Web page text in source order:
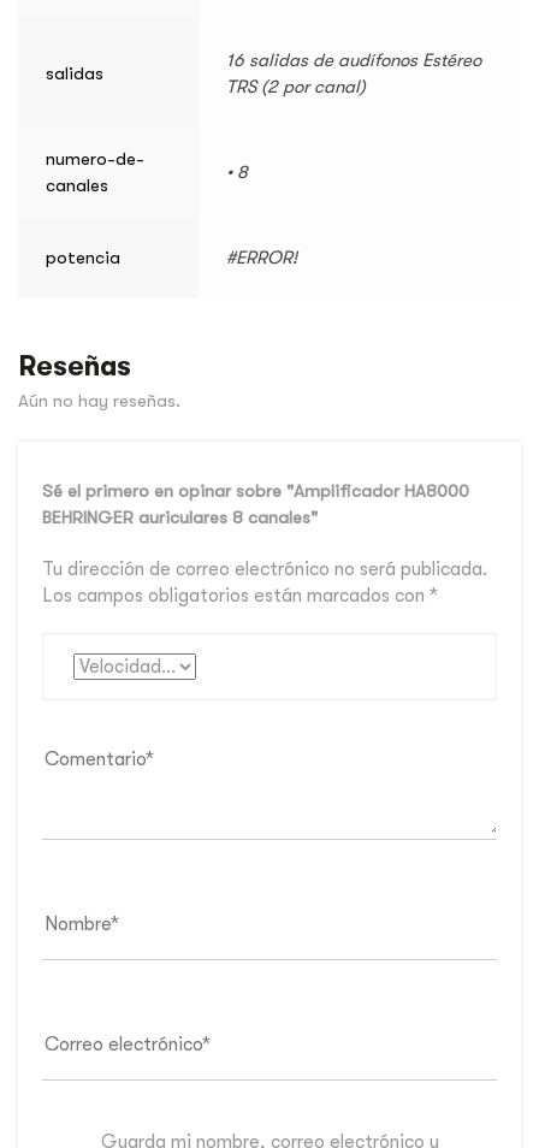
salidas
16 salidas de audífonos Estéreo
TRS (2 por canal)
numero-de-
canales
• 8
potencia #ERROR!
Reseñas
Aún no hay reseñas.
Sé el primero en opinar sobre "Amplificador HA8000
BEHRINGER auriculares 8 canales"
Tu dirección de correo electrónico no será publicada.
Los campos obligatorios están marcados con *
Guarda mi nombre, correo electrónico y